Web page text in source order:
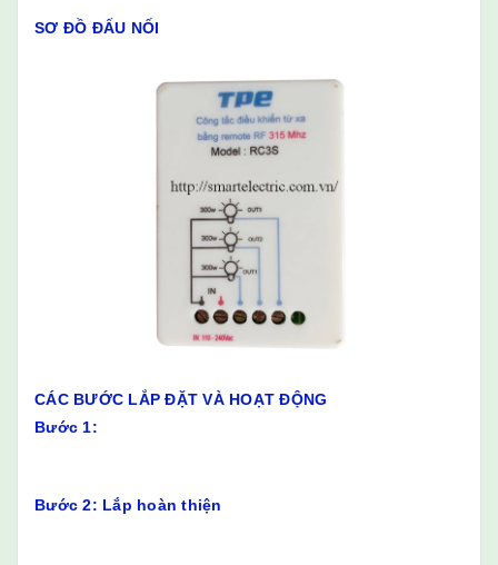
SƠ ĐỒ ĐẤU NỐI
CÁC BƯỚC LẮP ĐẶT VÀ HOẠT ĐỘNG
Bước 1:
Bước 2: Lắp hoàn thiện